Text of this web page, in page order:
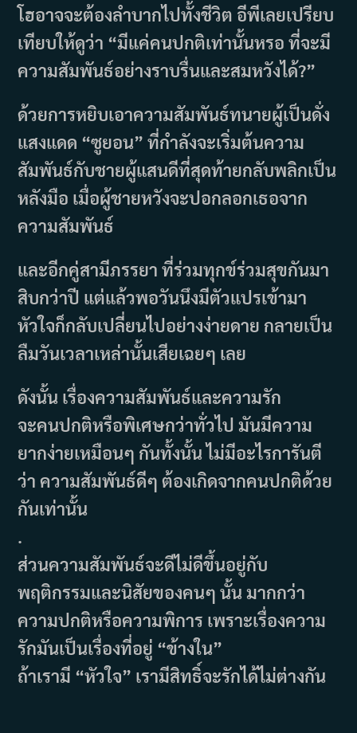
โฮอาจจะต้องลำบากไปทั้งชีวิต อีพีเลยเปรียบ
เทียบให้ดูว่า “มีแค่คนปกติเท่านั้นหรอ ที่จะมี
ความสัมพันธ์อย่างราบรื่นและสมหวังได้?”
ด้วยการหยิบเอาความสัมพันธ์ทนายผู้เป็นดั่ง
แสงแดด “ซูยอน” ที่กำลังจะเริ่มต้นความ
สัมพันธ์กับชายผู้แสนดีที่สุดท้ายกลับพลิกเป็น
หลังมือ เมื่อผู้ชายหวังจะปอกลอกเธอจาก
ความสัมพันธ์
และอีกคู่สามีภรรยา ที่ร่วมทุกข์ร่วมสุขกันมา
สิบกว่าปี แต่แล้วพอวันนึงมีตัวแปรเข้ามา
หัวใจก็กลับเปลี่ยนไปอย่างง่ายดาย กลายเป็น
ลืมวันเวลาเหล่านั้นเสียเฉยๆ เลย
ดังนั้น เรื่องความสัมพันธ์และความรัก
จะคนปกติหรือพิเศษกว่าทั่วไป มันมีความ
ยากง่ายเหมือนๆ กันทั้งนั้น ไม่มีอะไรการันตี
ว่า ความสัมพันธ์ดีๆ ต้องเกิดจากคนปกติด้วย
กันเท่านั้น
.
ส่วนความสัมพันธ์จะดีไม่ดีขึ้นอยู่กับ
พฤติกรรมและนิสัยของคนๆ นั้น มากกว่า
ความปกติหรือความพิการ เพราะเรื่องความ
รักมันเป็นเรื่องที่อยู่ “ข้างใน”
ถ้าเรามี “หัวใจ” เรามีสิทธิ์จะรักได้ไม่ต่างกัน